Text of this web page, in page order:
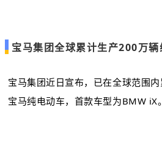
宝马集团全球累计生产200万辆
宝马集团近日宣布，已在全球范围
宝马纯电动车，首款车型为BMW